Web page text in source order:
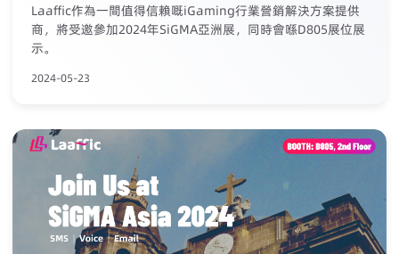
Laaffic作為一間值得信賴嘅iGaming行業營銷解決方案提供
商，將受邀參加2024年SiGMA亞洲展，同時會喺D805展位展
示。
2024-05-23